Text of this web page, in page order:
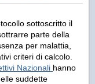
sottoscritto il
parte della
per malattia,
criteri di calcolo.
Nazionali hanno
suddette